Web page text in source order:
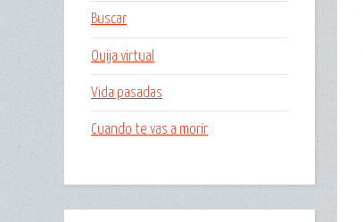
Buscar
Ouija virtual
Vida pasadas
Cuando te vas a morir